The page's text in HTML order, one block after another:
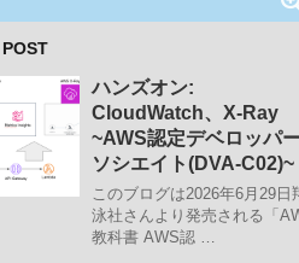
ハンズオン:
CloudWatch、X-Ray
~AWS認定デベロッパ
ソシエイト(DVA-C02)~
このブログは2026年6月29日
泳社さんより発売される「
教科書 AWS認 …